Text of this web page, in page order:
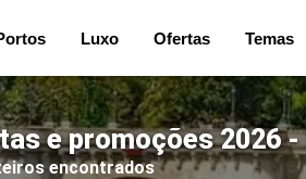
Luxo Ofertas Temas
e promoções 2026 -
encontrados